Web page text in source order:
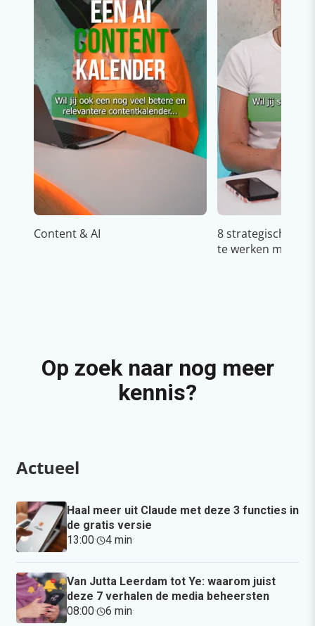
Content & AI
8 strategische
te werken met
Op zoek naar nog meer
kennis?
Actueel
Haal meer uit Claude met deze 3 functies in
de gratis versie
13:00· 4 min·
Van Jutta Leerdam tot Ye: waarom juist
deze 7 verhalen de media beheersten
08:00· 6 min·